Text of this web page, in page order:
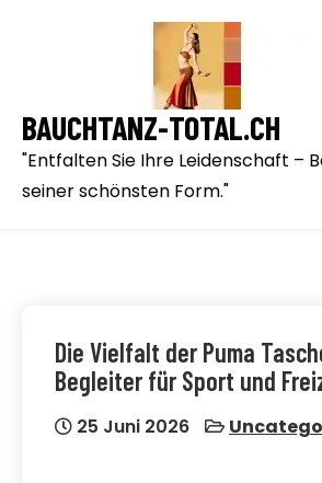
BAUCHTANZ-TOTAL.CH
"Entfalten Sie Ihre Leidenschaft –
seiner schönsten Form."
Die Vielfalt der Puma
Begleiter für Sport und
25 Juni 2026